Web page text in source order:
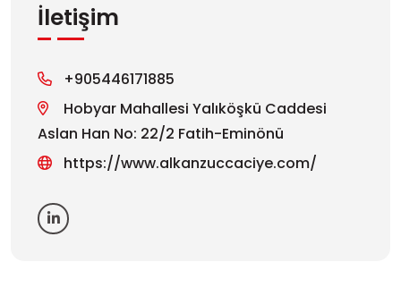
İletişim
+905446171885
Hobyar Mahallesi Yalıköşkü Caddesi
Aslan Han No: 22/2 Fatih-Eminönü
https://www.alkanzuccaciye.com/